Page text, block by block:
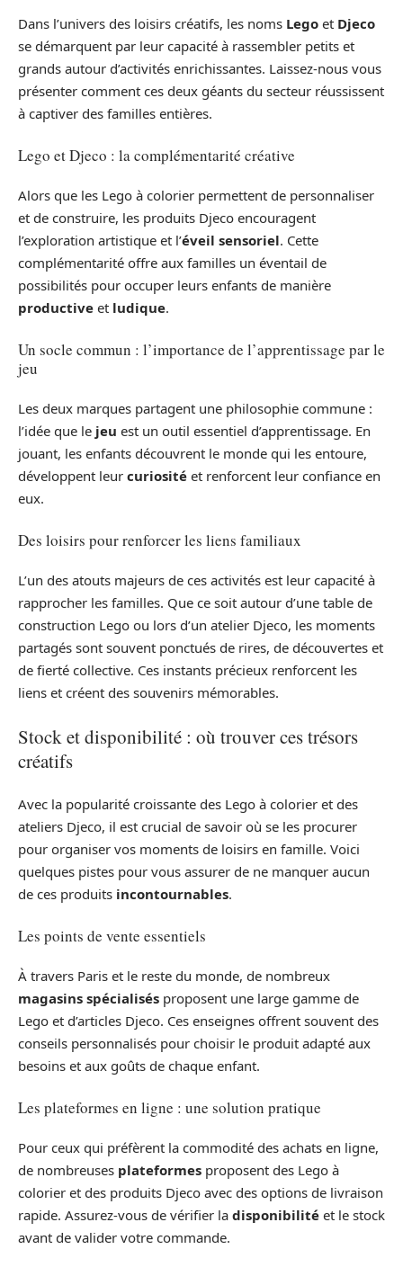
Dans l’univers des loisirs créatifs, les noms Lego et Djeco
se démarquent par leur capacité à rassembler petits et
grands autour d’activités enrichissantes. Laissez-nous vous
présenter comment ces deux géants du secteur réussissent
à captiver des familles entières.
Lego et Djeco : la complémentarité créative
Alors que les Lego à colorier permettent de personnaliser
et de construire, les produits Djeco encouragent
l’exploration artistique et l’éveil sensoriel. Cette
complémentarité offre aux familles un éventail de
possibilités pour occuper leurs enfants de manière
productive et ludique.
Un socle commun : l’importance de l’apprentissage par le
jeu
Les deux marques partagent une philosophie commune :
l’idée que le jeu est un outil essentiel d’apprentissage. En
jouant, les enfants découvrent le monde qui les entoure,
développent leur curiosité et renforcent leur confiance en
eux.
Des loisirs pour renforcer les liens familiaux
L’un des atouts majeurs de ces activités est leur capacité à
rapprocher les familles. Que ce soit autour d’une table de
construction Lego ou lors d’un atelier Djeco, les moments
partagés sont souvent ponctués de rires, de découvertes et
de fierté collective. Ces instants précieux renforcent les
liens et créent des souvenirs mémorables.
Stock et disponibilité : où trouver ces trésors
créatifs
Avec la popularité croissante des Lego à colorier et des
ateliers Djeco, il est crucial de savoir où se les procurer
pour organiser vos moments de loisirs en famille. Voici
quelques pistes pour vous assurer de ne manquer aucun
de ces produits incontournables.
Les points de vente essentiels
À travers Paris et le reste du monde, de nombreux
magasins spécialisés proposent une large gamme de
Lego et d’articles Djeco. Ces enseignes offrent souvent des
conseils personnalisés pour choisir le produit adapté aux
besoins et aux goûts de chaque enfant.
Les plateformes en ligne : une solution pratique
Pour ceux qui préfèrent la commodité des achats en ligne,
de nombreuses plateformes proposent des Lego à
colorier et des produits Djeco avec des options de livraison
rapide. Assurez-vous de vérifier la disponibilité et le stock
avant de valider votre commande.